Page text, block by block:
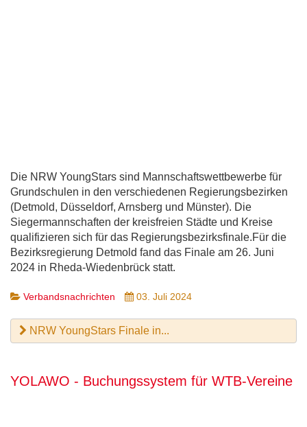
Die NRW YoungStars sind Mannschaftswettbewerbe für
Grundschulen in den verschiedenen Regierungsbezirken
(Detmold, Düsseldorf, Arnsberg und Münster). Die
Siegermannschaften der kreisfreien Städte und Kreise
qualifizieren sich für das Regierungsbezirksfinale.Für die
Bezirksregierung Detmold fand das Finale am 26. Juni
2024 in Rheda-Wiedenbrück statt.
Verbandsnachrichten 03. Juli 2024
NRW YoungStars Finale in...
YOLAWO - Buchungssystem für WTB-Vereine